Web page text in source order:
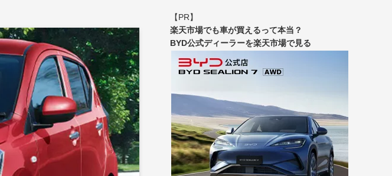
【PR】
楽天市場でも車が買えるって本当？
BYD公式ディーラーを楽天市場で見る